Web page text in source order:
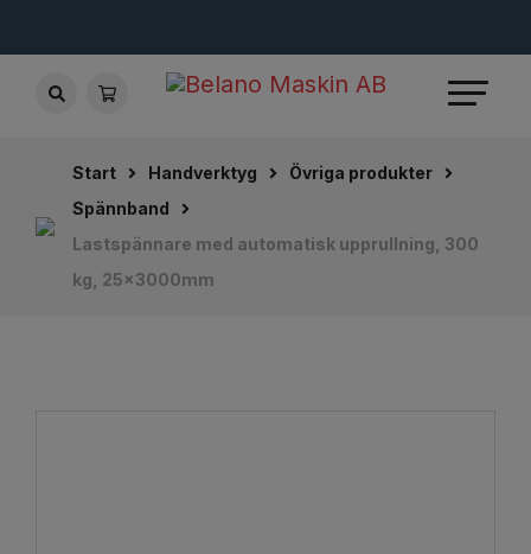
Start Handverktyg
Övriga produkter
Spännband
Lastspännare med automatisk upprullning, 300
kg, 25x3000mm